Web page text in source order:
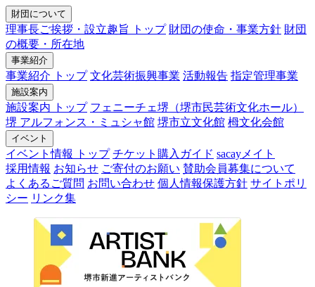
財団について
理事長ご挨拶・設立趣旨 トップ 財団の使命・事業方針 財団
の概要・所在地
事業紹介
事業紹介 トップ 文化芸術振興事業 活動報告 指定管理事業
施設案内
施設案内 トップ フェニーチェ堺（堺市民芸術文化ホール）
堺 アルフォンス・ミュシャ館 堺市立文化館 栂文化会館
イベント
イベント情報 トップ チケット購入ガイド sacayメイト
採用情報 お知らせ ご寄付のお願い 賛助会員募集について
よくあるご質問 お問い合わせ 個人情報保護方針 サイトポリ
シー リンク集